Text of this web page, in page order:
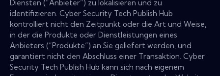
Diensten (“Anbieter“) zu lokalisieren und zu
identifizieren. Cyber Security Tech Publish Hub
kontrolliert nicht den Zeitpunkt oder die Art und Weise,
in der die Produkte oder Dienstleistungen eines
Anbieters (“Produkte“) an Sie geliefert werden, und
garantiert nicht den Abschluss einer Transaktion. Cyber
Security Tech Publish Hub kann sich nach eigenem